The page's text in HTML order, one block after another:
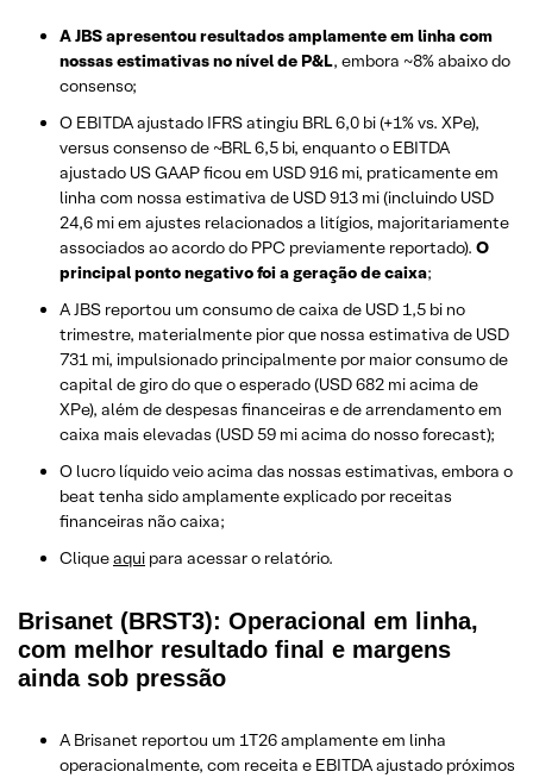
A JBS apresentou resultados amplamente em linha com
nossas estimativas no nível de P&L, embora ~8% abaixo do
consenso;
O EBITDA ajustado IFRS atingiu BRL 6,0 bi (+1% vs. XPe),
versus consenso de ~BRL 6,5 bi, enquanto o EBITDA
ajustado US GAAP ficou em USD 916 mi, praticamente em
linha com nossa estimativa de USD 913 mi (incluindo USD
24,6 mi em ajustes relacionados a litígios, majoritariamente
associados ao acordo do PPC previamente reportado). O
principal ponto negativo foi a geração de caixa;
A JBS reportou um consumo de caixa de USD 1,5 bi no
trimestre, materialmente pior que nossa estimativa de USD
731 mi, impulsionado principalmente por maior consumo de
capital de giro do que o esperado (USD 682 mi acima de
XPe), além de despesas financeiras e de arrendamento em
caixa mais elevadas (USD 59 mi acima do nosso forecast);
O lucro líquido veio acima das nossas estimativas, embora o
beat tenha sido amplamente explicado por receitas
financeiras não caixa;
Cliqueaqui para acessar o relatório.
Brisanet (BRST3): Operacional em linha,
com melhor resultado final e margens
ainda sob pressão
A Brisanet reportou um 1T26 amplamente em linha
operacionalmente, com receita e EBITDA ajustado próximos